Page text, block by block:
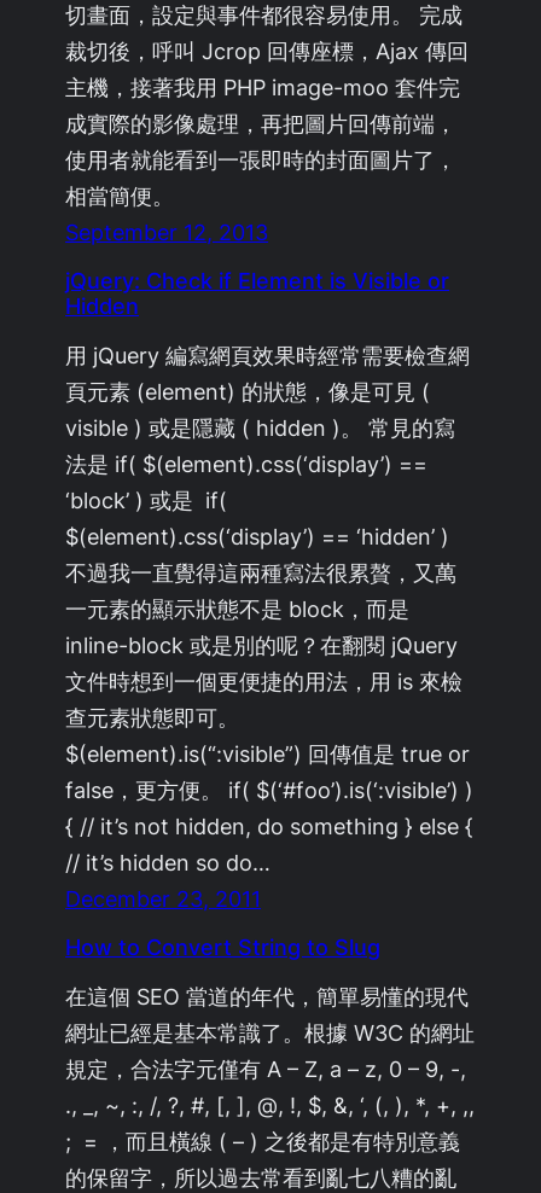
切畫面，設定與事件都很容易使用。 完成
裁切後，呼叫 Jcrop 回傳座標，Ajax 傳回
主機，接著我用 PHP image-moo 套件完
成實際的影像處理，再把圖片回傳前端，
使用者就能看到一張即時的封面圖片了，
相當簡便。
September 12, 2013
jQuery: Check if Element is Visible or
Hidden
用 jQuery 編寫網頁效果時經常需要檢查網
頁元素 (element) 的狀態，像是可見 (
visible ) 或是隱藏 ( hidden )。 常見的寫
法是 if( $(element).css(‘display’) ==
‘block’ ) 或是 if(
$(element).css(‘display’) == ‘hidden’ )
不過我一直覺得這兩種寫法很累贅，又萬
一元素的顯示狀態不是 block，而是
inline-block 或是別的呢？在翻閱 jQuery
文件時想到一個更便捷的用法，用 is 來檢
查元素狀態即可。
$(element).is(“:visible”) 回傳值是 true or
false，更方便。 if( $(‘#foo’).is(‘:visible’) )
{ // it’s not hidden, do something } else {
// it’s hidden so do…
December 23, 2011
How to Convert String to Slug
在這個 SEO 當道的年代，簡單易懂的現代
網址已經是基本常識了。根據 W3C 的網址
規定，合法字元僅有 A – Z, a – z, 0 – 9, -,
., _, ~, :, /, ?, #, [, ], @, !, $, &, ‘, (, ), *, +, ,,
; = ，而且橫線 ( – ) 之後都是有特別意義
的保留字，所以過去常看到亂七八糟的亂